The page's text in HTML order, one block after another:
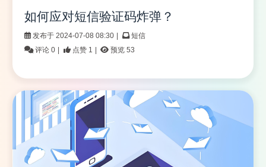
如何应对短信验证码炸弹？
发布于 2024-07-08 08:30
短信
评论 0
点赞 1 预览 53